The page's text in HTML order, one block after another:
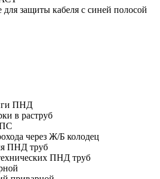
защиты кабеля с синей полосой
ПНД
в раструб
через Ж/Б колодец
ПНД труб
ПНД труб